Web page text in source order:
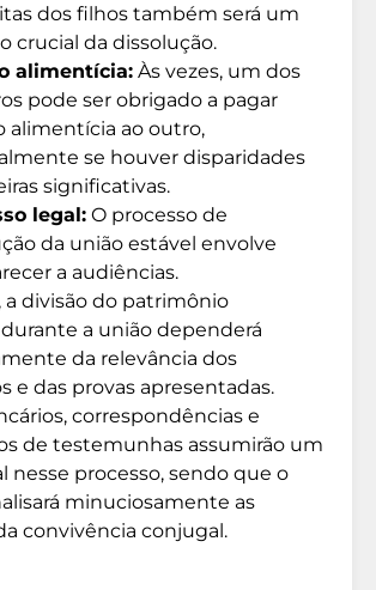
dos filhos também será um
crucial da dissolução.
alimentícia: Às vezes, um dos
pode ser obrigado a pagar
alimentícia ao outro,
se houver disparidades
significativas.
legal: O processo de
da união estável envolve
a audiências.
a divisão do patrimônio
a união dependerá
da relevância dos
e das provas apresentadas.
correspondências e
de testemunhas assumirão um
nesse processo, sendo que o
minuciosamente as
convivência conjugal.